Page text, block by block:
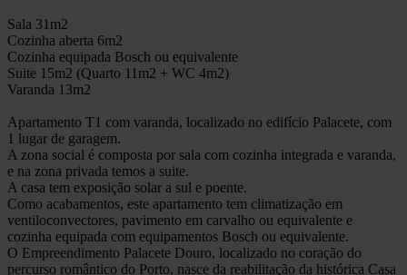
Sala 31m2
Cozinha aberta 6m2
Cozinha equipada Bosch ou equivalente
Suite 15m2 (Quarto 11m2 + WC 4m2)
Varanda 13m2
Apartamento T1 com varanda, localizado no edifício Palacete, com
1 lugar de garagem.
A zona social é composta por sala com cozinha integrada e varanda,
e na zona privada temos a suite.
A casa tem exposição solar a sul e poente.
Como acabamentos, este apartamento tem climatização em
ventiloconvectores, pavimento em carvalho ou equivalente e
cozinha equipada com equipamentos Bosch ou equivalente.
O Empreendimento Palacete Douro, localizado no coração do
percurso romântico do Porto, nasce da reabilitação da histórica Casa